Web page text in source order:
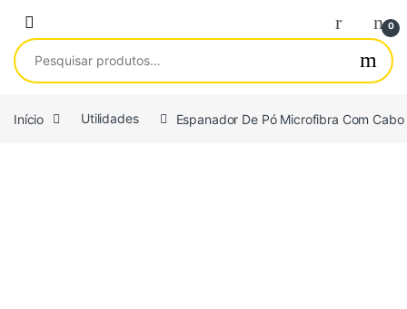
0
Pesquisar por:
Início Utilidades Espanador De Pó Microfibra Com